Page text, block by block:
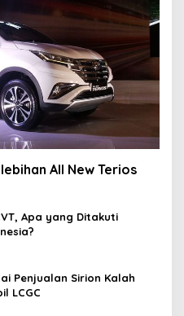
All New Terios
Apa yang Ditakuti
Penjualan Sirion Kalah
LCGC